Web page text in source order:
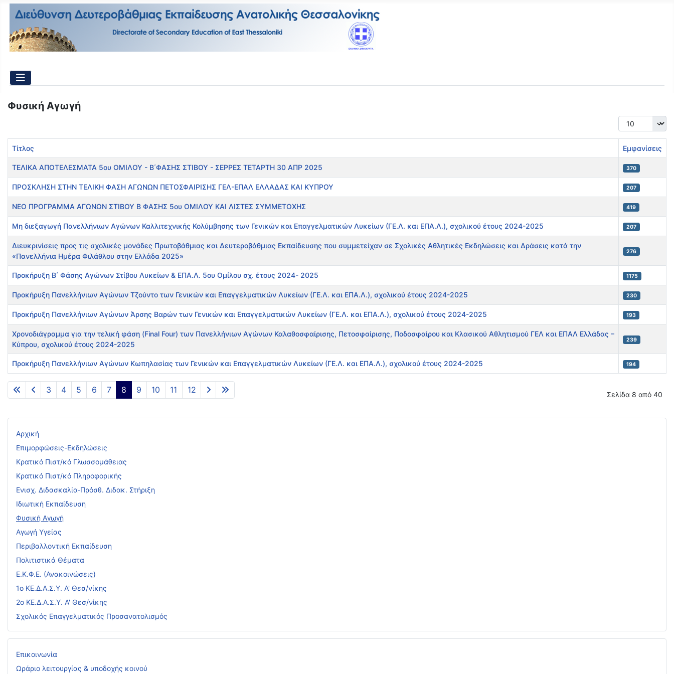
Αρχική
Επιμορφώσεις-Εκδηλώσεις
Κρατικό Πιστ/κό Γλωσσομάθειας
Κρατικό Πιστ/κό Πληροφορικής
Ενισχ. Διδασκαλία-Πρόσθ. Διδακ. Στήριξη
Ιδιωτική Εκπαίδευση
Φυσική Αγωγή
Αγωγή Υγείας
Περιβαλλοντική Εκπαίδευση
Πολιτιστικά Θέματα
Ε.Κ.Φ.Ε. (Ανακοινώσεις)
1ο ΚΕ.Δ.Α.Σ.Υ. Α' Θεσ/νίκης
2ο ΚΕ.Δ.Α.Σ.Υ. Α' Θεσ/νίκης
Σχολικός Επαγγελματικός Προσανατολισμός
Επικοινωνία
Ωράριο λειτουργίας & υποδοχής κοινού
Φυσική Αγωγή
Εμφάνιση #
Τίτλος Εμφανίσεις
ΤΕΛΙΚΑ ΑΠΟΤΕΛΕΣΜΑΤΑ 5ου ΟΜΙΛΟΥ - Β΄ΦΑΣΗΣ ΣΤΙΒΟΥ - ΣΕΡΡΕΣ ΤΕΤΑΡΤΗ 30 ΑΠΡ 2025 370
ΠΡΟΣΚΛΗΣΗ ΣΤΗΝ ΤΕΛΙΚΗ ΦΑΣΗ ΑΓΩΝΩΝ ΠΕΤΟΣΦΑΙΡΙΣΗΣ ΓΕΛ-ΕΠΑΛ ΕΛΛΑΔΑΣ ΚΑΙ ΚΥΠΡΟΥ 207
ΝΕΟ ΠΡΟΓΡΑΜΜΑ ΑΓΩΝΩΝ ΣΤΙΒΟΥ Β ΦΑΣΗΣ 5ου ΟΜΙΛΟΥ ΚΑΙ ΛΙΣΤΕΣ ΣΥΜΜΕΤΟΧΗΣ 419
Μη διεξαγωγή Πανελλήνιων Αγώνων Καλλιτεχνικής Κολύμβησης των Γενικών και Επαγγελματικών Λυκείων (ΓΕ.Λ. και ΕΠΑ.Λ.), σχολικού έτους 2024-2025 207
Διευκρινίσεις προς τις σχολικές μονάδες Πρωτοβάθμιας και Δευτεροβάθμιας Εκπαίδευσης που συμμετείχαν σε Σχολικές Αθλητικές Εκδηλώσεις και Δράσεις κατά την
«Πανελλήνια Ημέρα Φιλάθλου στην Ελλάδα 2025»
276
Προκήρυξη Β΄ Φάσης Αγώνων Στίβου Λυκείων & ΕΠΑ.Λ. 5ου Ομίλου σχ. έτους 2024- 2025 1175
Προκήρυξη Πανελλήνιων Αγώνων Τζούντο των Γενικών και Επαγγελματικών Λυκείων (ΓΕ.Λ. και ΕΠΑ.Λ.), σχολικού έτους 2024-2025 230
Προκήρυξη Πανελλήνιων Αγώνων Άρσης Βαρών των Γενικών και Επαγγελματικών Λυκείων (ΓΕ.Λ. και ΕΠΑ.Λ.), σχολικού έτους 2024-2025 193
Χρονοδιάγραμμα για την τελική φάση (Final Four) των Πανελλήνιων Αγώνων Καλαθοσφαίρισης, Πετοσφαίρισης, Ποδοσφαίρου και Κλασικού Αθλητισμού ΓΕΛ και ΕΠΑΛ Ελλάδας –
Κύπρου, σχολικού έτους 2024-2025
239
Προκήρυξη Πανελλήνιων Αγώνων Κωπηλασίας των Γενικών και Επαγγελματικών Λυκείων (ΓΕ.Λ. και ΕΠΑ.Λ.), σχολικού έτους 2024-2025 194
Σελίδα 8 από 40
3 4 5 6 7 8 9 10 11 12